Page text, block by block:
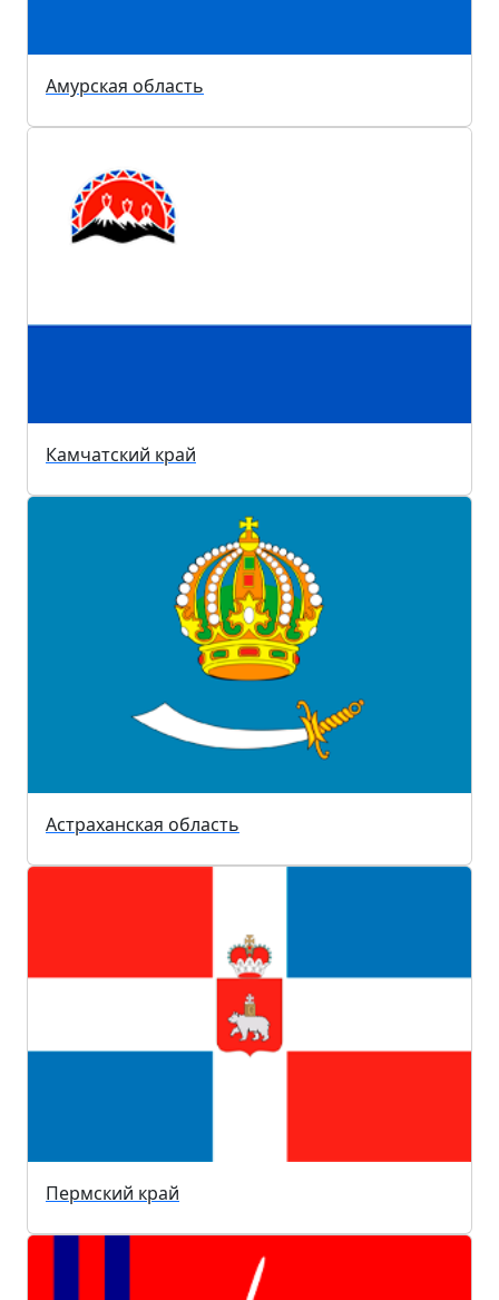
Амурская область
Камчатский край
Астраханская область
Пермский край